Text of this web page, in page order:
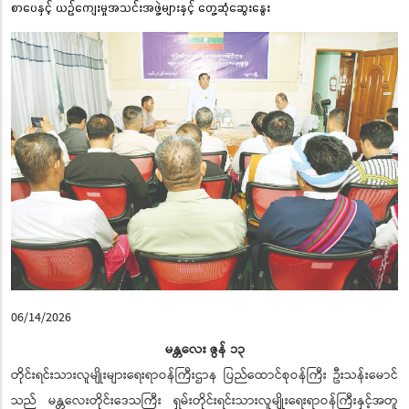
စာပေနှင့် ယဉ်ကျေးမှုအသင်းအဖွဲ့များနှင့် တွေ့ဆုံဆွေးနွေး
06/14/2026
မန္တလေး ဇွန် ၁၃
တိုင်းရင်းသားလူမျိုးများရေးရာဝန်ကြီးဌာန ပြည်ထောင်စုဝန်ကြီး ဦးသန်းမောင်
သည် မန္တလေးတိုင်းဒေသကြီး ရှမ်းတိုင်းရင်းသားလူမျိုးရေးရာဝန်ကြီးနှင့်အတူ